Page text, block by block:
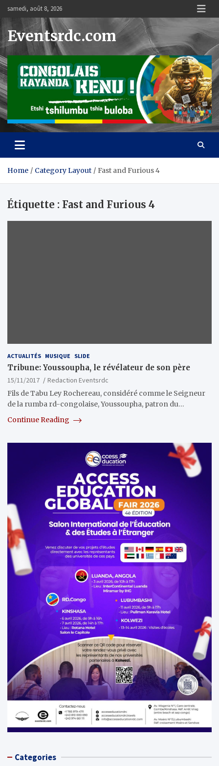
content
samedi, août 8, 2026
Eventsrdc.com
Home Category Layout Fast and Furious 4
Étiquette : Fast and Furious 4
ACTUALITÉS MUSIQUE SLIDE
Tribune: Youssoupha, le révélateur de son père
15/11/2017
Redaction Eventsrdc
Fils de Tabu Ley Rochereau, considéré comme le Seigneur
de la rumba rd-congolaise, Youssoupha, patron du…
Continue Reading
Categories